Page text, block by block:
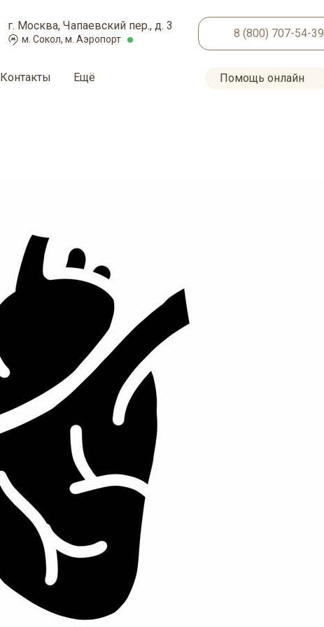
8 (800) 707-54-39
Ещё
Контакты Помощь онлайн
м. Сокол, м. Аэропорт
г. Москва, Чапаевский пер., д. 3